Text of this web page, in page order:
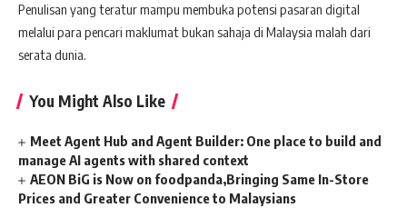
Penulisan yang teratur mampu membuka potensi pasaran digital
melalui para pencari maklumat bukan sahaja di Malaysia malah dari
serata dunia.
You Might Also Like
Meet Agent Hub and Agent Builder: One place to build and
manage AI agents with shared context
AEON BiG is Now on foodpanda,Bringing Same In-Store
Prices and Greater Convenience to Malaysians